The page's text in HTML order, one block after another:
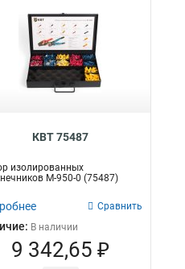
КВТ 75487
изолированных
М-950-0 (75487)
Сравнить
В наличии
9 342,65 ₽